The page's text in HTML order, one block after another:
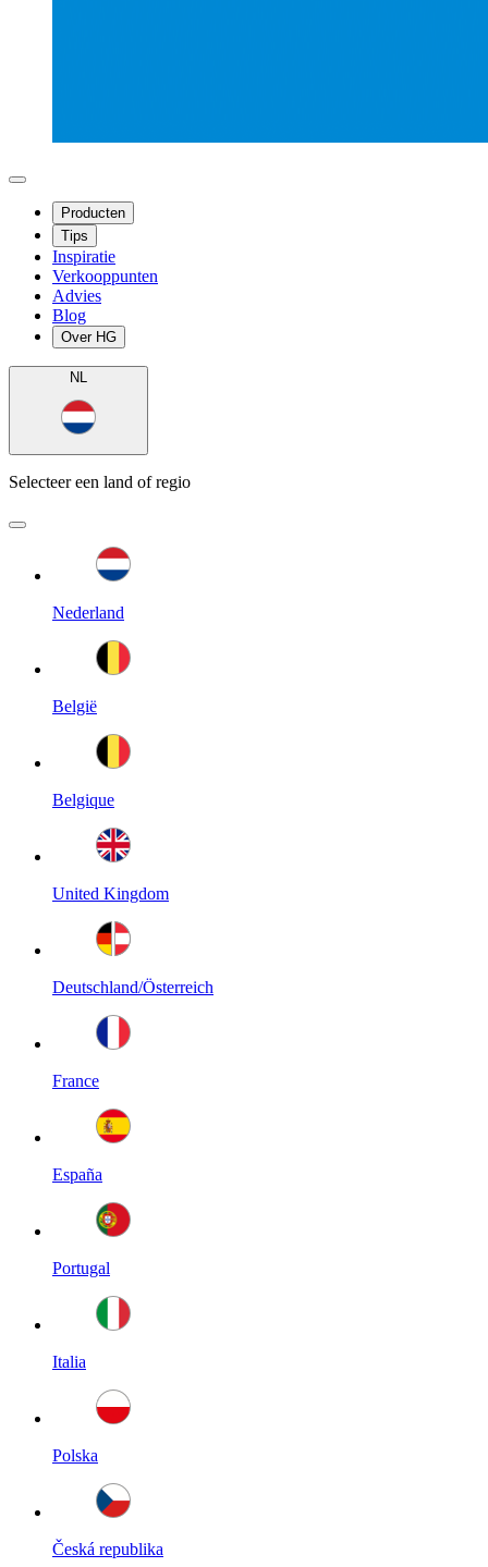
Producten
Tips
Inspiratie
Verkooppunten
Advies
Blog
Over HG
NL
Selecteer een land of regio
Nederland
België
Belgique
United Kingdom
Deutschland/Österreich
France
España
Portugal
Italia
Polska
Česká republika